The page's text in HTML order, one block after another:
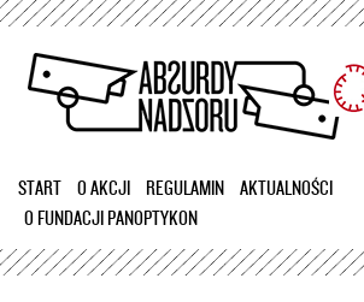
Przejdź
treści
START O AKCJI REGULAMIN
AKTUALNOŚCI
O FUNDACJI PANOPTYKON